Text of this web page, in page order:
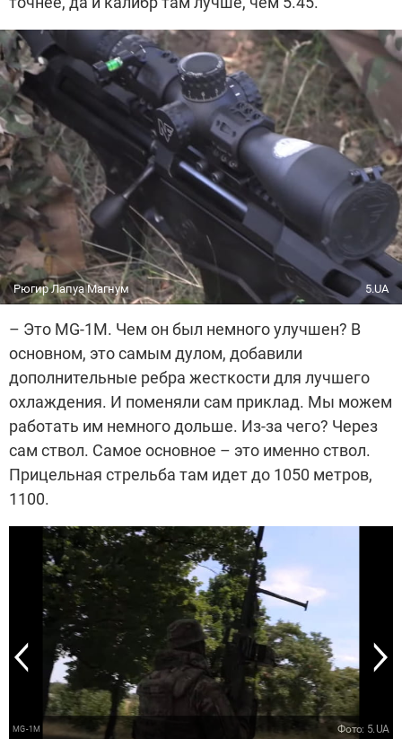
Рюгир Лапуа Магнум 5.UA
– Это MG-1М. Чем он был немного улучшен? В
основном, это самым дулом, добавили
дополнительные ребра жесткости для лучшего
охлаждения. И поменяли сам приклад. Мы можем
работать им немного дольше. Из-за чего? Через
сам ствол. Самое основное – это именно ствол.
Прицельная стрельба там идет до 1050 метров,
1100.
MG-1М Фото: 5.UA